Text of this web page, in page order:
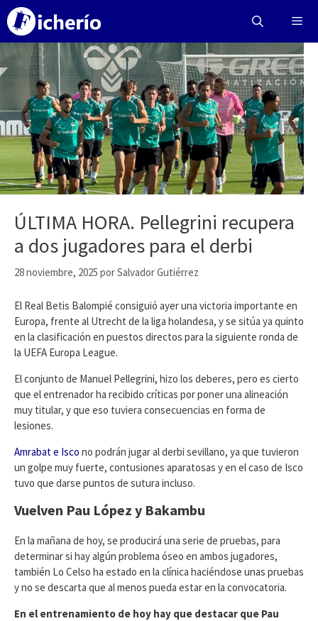
Saltar
contenido
Menú
ÚLTIMA HORA. Pellegrini recupera
a dos jugadores para el derbi
28 noviembre, 2025 porSalvador Gutiérrez
El Real Betis Balompié consiguió ayer una victoria importante en
Europa, frente al Utrecht de la liga holandesa, y se sitúa ya quinto
en la clasificación en puestos directos para la siguiente ronda de
la UEFA Europa League.
El conjunto de Manuel Pellegrini, hizo los deberes, pero es cierto
que el entrenador ha recibido críticas por poner una alineación
muy titular, y que eso tuviera consecuencias en forma de
lesiones.
Amrabat e Isco no podrán jugar al derbi sevillano, ya que tuvieron
un golpe muy fuerte, contusiones aparatosas y en el caso de Isco
tuvo que darse puntos de sutura incluso.
Vuelven Pau López y Bakambu
En la mañana de hoy, se producirá una serie de pruebas, para
determinar si hay algún problema óseo en ambos jugadores,
también Lo Celso ha estado en la clínica haciéndose unas pruebas
y no se descarta que al menos pueda estar en la convocatoria.
En el entrenamiento de hoy hay que destacar que Pau